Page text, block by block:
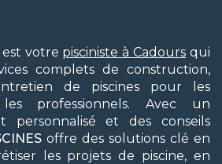
votre pisciniste à Cadours qui
complets de construction,
de piscines pour les
professionnels. Avec un
personnalisé et des conseils
offre des solutions clé en
les projets de piscine, en